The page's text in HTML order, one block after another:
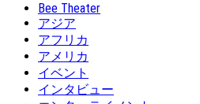
Bee Theater
アジア
アフリカ
アメリカ
イベント
インタビュー